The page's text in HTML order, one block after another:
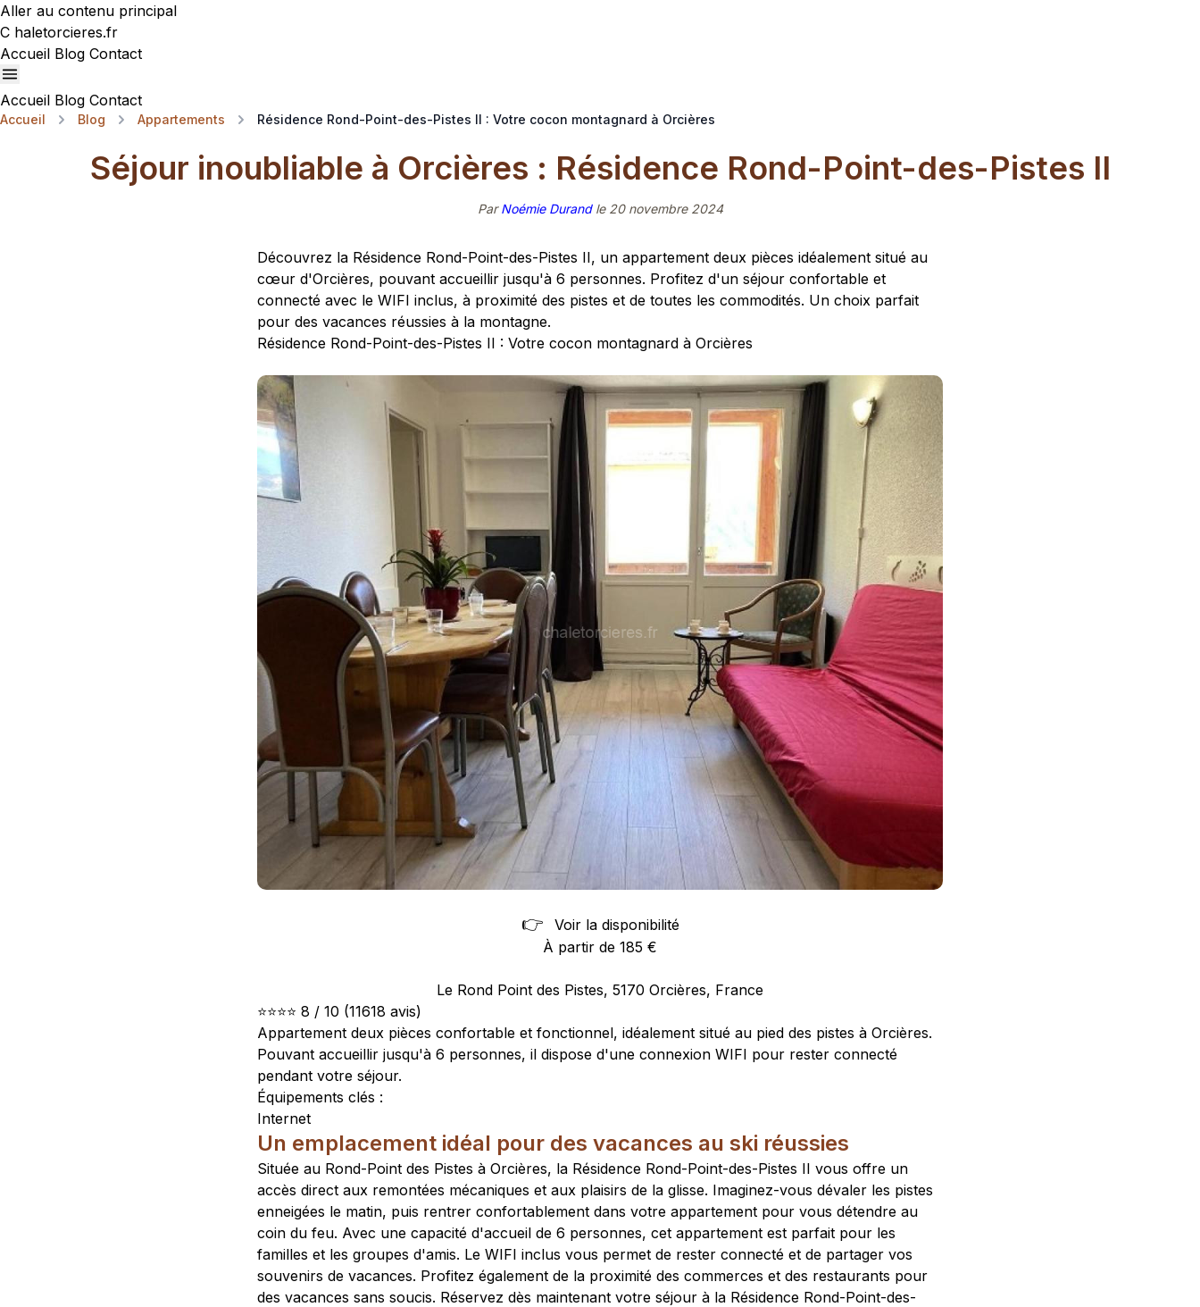
Aller au contenu principal
C haletorcieres.fr
Accueil Blog Contact
Accueil Blog Contact
Accueil Blog Appartements Résidence Rond-Point-des-Pistes II : Votre cocon montagnard à Orcières
Séjour inoubliable à Orcières : Résidence Rond-Point-des-Pistes II
ParNoémie Durandle 20 novembre 2024
Découvrez la Résidence Rond-Point-des-Pistes II, un appartement deux pièces idéalement situé au
cœur d'Orcières, pouvant accueillir jusqu'à 6 personnes. Profitez d'un séjour confortable et
connecté avec le WIFI inclus, à proximité des pistes et de toutes les commodités. Un choix parfait
pour des vacances réussies à la montagne.
Résidence Rond-Point-des-Pistes II : Votre cocon montagnard à Orcières
👉
Voir la disponibilité
À partir de 185 €
Le Rond Point des Pistes, 5170 Orcières, France
⭐⭐⭐⭐ 8 / 10 (11618 avis)
Appartement deux pièces confortable et fonctionnel, idéalement situé au pied des pistes à Orcières.
Pouvant accueillir jusqu'à 6 personnes, il dispose d'une connexion WIFI pour rester connecté
pendant votre séjour.
Équipements clés :
Internet
Un emplacement idéal pour des vacances au ski réussies
Située au Rond-Point des Pistes à Orcières, la Résidence Rond-Point-des-Pistes II vous offre un
accès direct aux remontées mécaniques et aux plaisirs de la glisse. Imaginez-vous dévaler les pistes
enneigées le matin, puis rentrer confortablement dans votre appartement pour vous détendre au
coin du feu. Avec une capacité d'accueil de 6 personnes, cet appartement est parfait pour les
familles et les groupes d'amis. Le WIFI inclus vous permet de rester connecté et de partager vos
souvenirs de vacances. Profitez également de la proximité des commerces et des restaurants pour
des vacances sans soucis. Réservez dès maintenant votre séjour à la Résidence Rond-Point-des-